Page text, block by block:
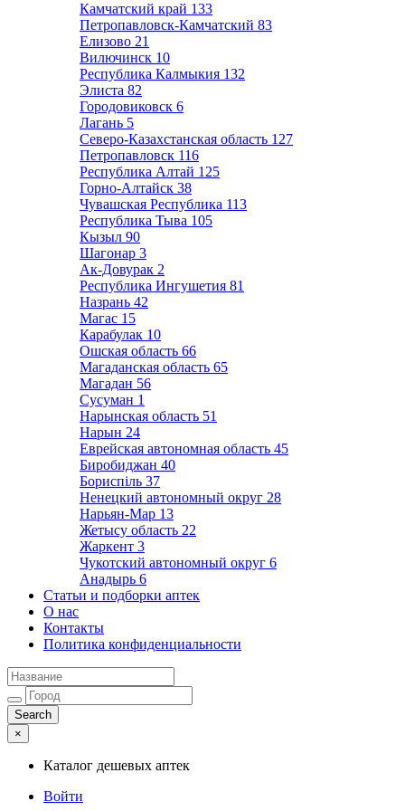
Камчатский край 133
Петропавловск-Камчатский 83
Елизово 21
Вилючинск 10
Республика Калмыкия 132
Элиста 82
Городовиковск 6
Лагань 5
Северо-Казахстанская область 127
Петропавловск 116
Республика Алтай 125
Горно-Алтайск 38
Чувашская Республика 113
Республика Тыва 105
Кызыл 90
Шагонар 3
Ак-Довурак 2
Республика Ингушетия 81
Назрань 42
Магас 15
Карабулак 10
Ошская область 66
Магаданская область 65
Магадан 56
Сусуман 1
Нарынская область 51
Нарын 24
Еврейская автономная область 45
Биробиджан 40
Бориспіль 37
Ненецкий автономный округ 28
Нарьян-Мар 13
Жетысу область 22
Жаркент 3
Чукотский автономный округ 6
Анадырь 6
Статьи и подборки аптек
О нас
Контакты
Политика конфиденциальности
×
Каталог дешевых аптек
Войти